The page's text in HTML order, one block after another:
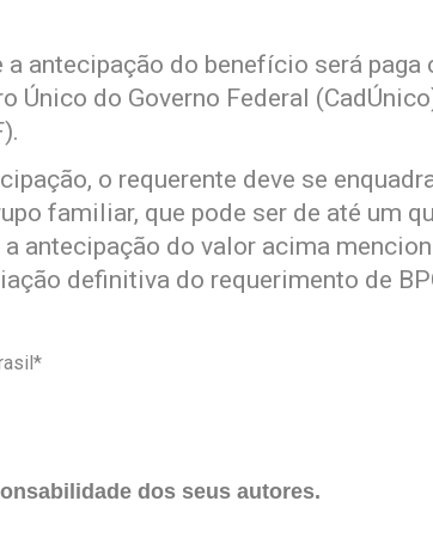
antecipação do benefício será paga
Único do Governo Federal
o requerente deve se
familiar, que pode ser de até um
antecipação do valor acima
definitiva do requerimento de
dos seus autores.